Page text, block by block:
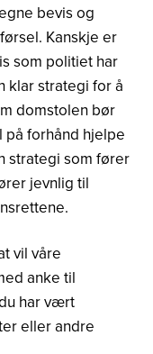
bevis og
Kanskje er
som politiet har
klar strategi for å
domstolen bør
på forhånd hjelpe
strategi som fører
jevnlig til
vil våre
anke til
har vært
eller andre